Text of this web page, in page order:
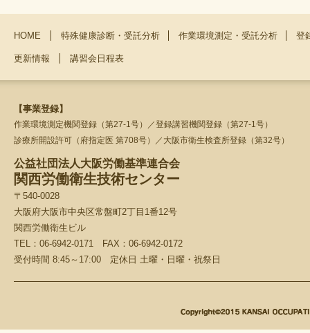
HOME 特殊健康診断・受託分析 作業環境測定・受託分析 登
更新情報 講習会日程表
【事業登録】
作業環境測定機関登録（第27-1号）／登録講習機関登録（第27-1号）
診療所開設許可（府指定医 第708号）／大阪市衛生検査所登録（第32号）
公益社団法人大阪労働基準連合会
関西労働衛生技術センター
〒540-0028
大阪府大阪市中央区常盤町2丁目1番12号
関西労働衛生ビル
TEL：06-6942-0171 FAX：06-6942-0172
受付時間 8:45～17:00 定休日 土曜・日曜・祝祭日